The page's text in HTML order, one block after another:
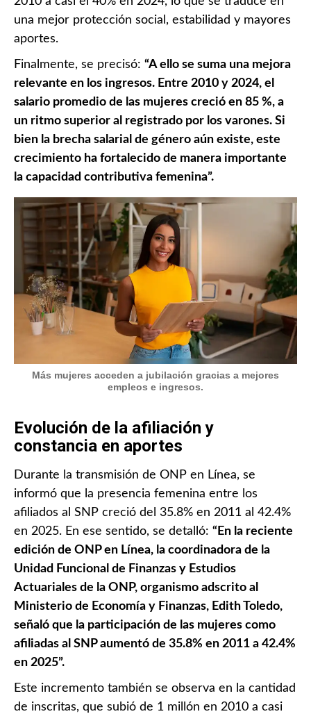
una mejor protección social, estabilidad y mayores
aportes.
Finalmente, se precisó: “A ello se suma una mejora
relevante en los ingresos. Entre 2010 y 2024, el
salario promedio de las mujeres creció en 85 %, a
un ritmo superior al registrado por los varones. Si
bien la brecha salarial de género aún existe, este
crecimiento ha fortalecido de manera importante
la capacidad contributiva femenina”.
Más mujeres acceden a jubilación gracias a mejores
empleos e ingresos.
Evolución de la afiliación y
constancia en aportes
Durante la transmisión de ONP en Línea, se
informó que la presencia femenina entre los
afiliados al SNP creció del 35.8% en 2011 al 42.4%
en 2025. En ese sentido, se detalló: “En la reciente
edición de ONP en Línea, la coordinadora de la
Unidad Funcional de Finanzas y Estudios
Actuariales de la ONP, organismo adscrito al
Ministerio de Economía y Finanzas, Edith Toledo,
señaló que la participación de las mujeres como
afiliadas al SNP aumentó de 35.8% en 2011 a 42.4%
en 2025”.
Este incremento también se observa en la cantidad
de inscritas, que subió de 1 millón en 2010 a casi